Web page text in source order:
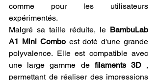
comme pour les utilisateurs
expérimentés.
Malgré sa taille réduite, le BambuLab
A1 Mini Combo est doté d'une grande
polyvalence. Elle est compatible avec
une large gamme de filaments 3D ,
permettant de réaliser des impressions